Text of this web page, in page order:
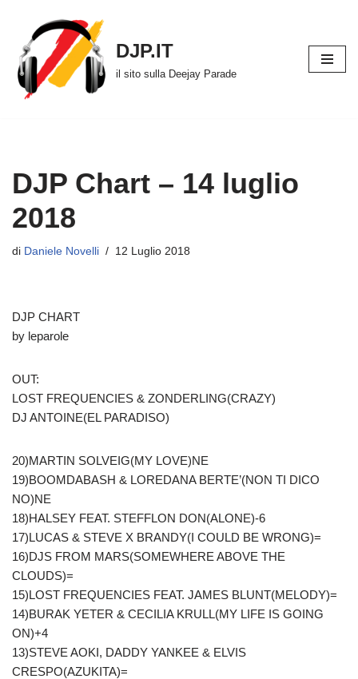
Vai
al
contenuto
DJP.IT
il sito sulla Deejay Parade
DJP Chart – 14 luglio
2018
di Daniele Novelli 12 Luglio 2018
DJP CHART
by leparole
OUT:
LOST FREQUENCIES & ZONDERLING(CRAZY)
DJ ANTOINE(EL PARADISO)
20)MARTIN SOLVEIG(MY LOVE)NE
19)BOOMDABASH & LOREDANA BERTE’(NON TI DICO
NO)NE
18)HALSEY FEAT. STEFFLON DON(ALONE)-6
17)LUCAS & STEVE X BRANDY(I COULD BE WRONG)=
16)DJS FROM MARS(SOMEWHERE ABOVE THE
CLOUDS)=
15)LOST FREQUENCIES FEAT. JAMES BLUNT(MELODY)=
14)BURAK YETER & CECILIA KRULL(MY LIFE IS GOING
ON)+4
13)STEVE AOKI, DADDY YANKEE & ELVIS
CRESPO(AZUKITA)=